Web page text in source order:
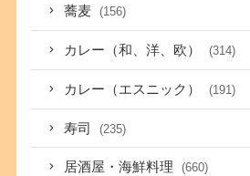
蕎麦 (156)
カレー（和、洋、欧） (314)
カレー（エスニック） (191)
寿司 (235)
居酒屋・海鮮料理 (660)